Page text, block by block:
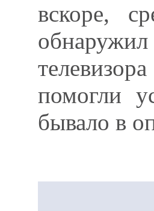
вскоре,
помогли
бывало в